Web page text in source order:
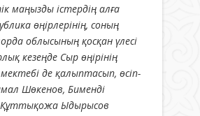
маңызды істердің алға
өңірлерінің, соның
облысының қосқан үлесі
кезеңде Сыр өңірінің
де қалыптасып, өсіп-
Шөкенов, Бименді
Құттықожа Ыдырысов